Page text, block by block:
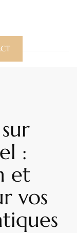
:
et
vos